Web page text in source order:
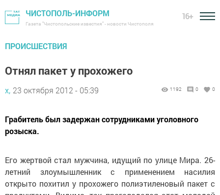
ЧИСТОПОЛЬ-ИНФОРМ
Газета "Чистопольские известия" - новости Чистополя
16+
ПРОИСШЕСТВИЯ
Отнял пакет у прохожего
х, 23 октября 2012 - 05:39 1192 0 0
Грабитель был задержан сотрудниками уголовного
розыска.
Его жертвой стал мужчина, идущий по улице Мира. 26-
летний злоумышленник с применением насилия
открыто похитил у прохожего полиэтиленовый пакет с